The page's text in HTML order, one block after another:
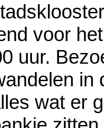
voor
uur.
in
wat er